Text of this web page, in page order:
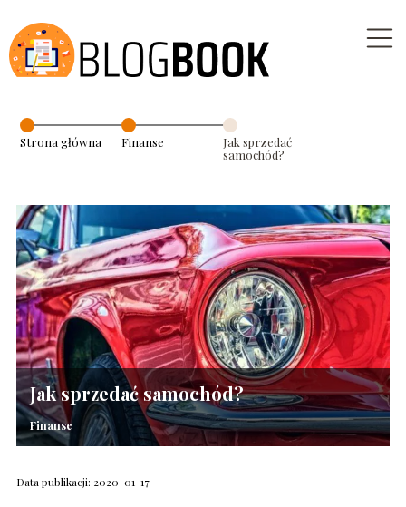
Strona główna Finanse
Jak sprzedać
samochód?
Jak sprzedać samochód?
Finanse
Data publikacji: 2020-01-17